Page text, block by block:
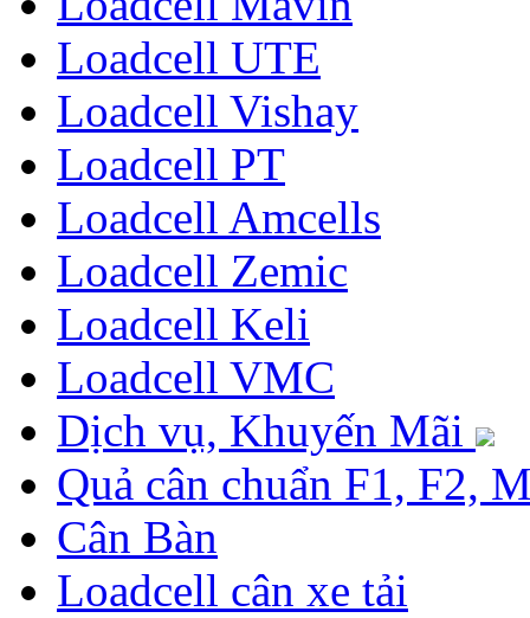
Loadcell UTE
Loadcell Vishay
Loadcell PT
Loadcell Amcells
Loadcell Zemic
Loadcell Keli
Loadcell VMC
Dịch vụ, Khuyến Mãi
Quả cân chuẩn F1, F2,
Cân Bàn
Loadcell cân xe tải